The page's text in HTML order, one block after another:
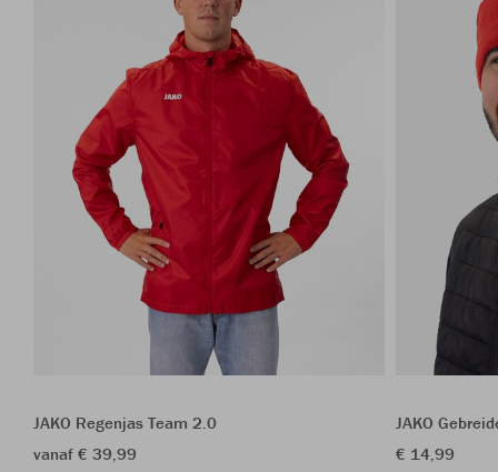
JAKO Regenjas Team 2.0
vanaf € 39,99
JAKO
€ 14,99